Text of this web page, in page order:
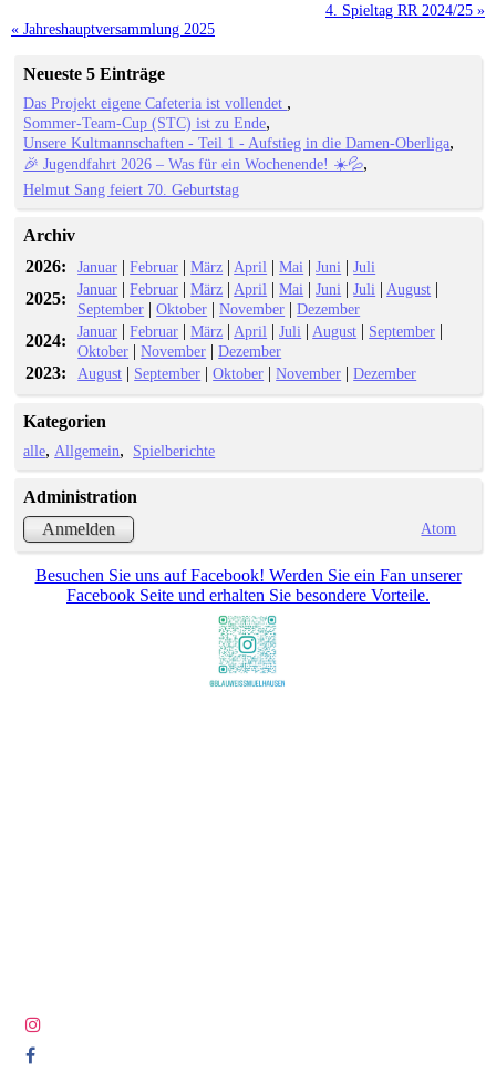
4. Spieltag RR 2024/25 »
« Jahreshauptversammlung 2025
Neueste 5 Einträge
Das Projekt eigene Cafeteria ist vollendet
Sommer-Team-Cup (STC) ist zu Ende
Unsere Kultmannschaften - Teil 1 - Aufstieg in die Damen-Oberliga
🎉 Jugendfahrt 2026 – Was für ein Wochenende! ☀️💦
Helmut Sang feiert 70. Geburtstag
Archiv
2026:
Januar |Februar |März | April |Mai |Juni |Juli
2025: Januar |Februar |März | April |Mai |Juni |Juli | August |
September |Oktober |November |Dezember
2024: Januar |Februar |März | April |Juli | August | September |
Oktober |November |Dezember
2023: August | September |Oktober |November |Dezember
Kategorien
alle Allgemein Spielberichte
Administration
Anmelden
Atom
Besuchen Sie uns auf Facebook! Werden Sie ein Fan unserer
Facebook Seite und erhalten Sie besondere Vorteile.